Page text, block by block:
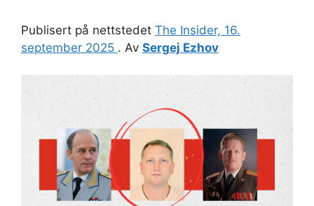
Publisert på nettstedet The Insider, 16.
september 2025 . Av Sergej Ezhov